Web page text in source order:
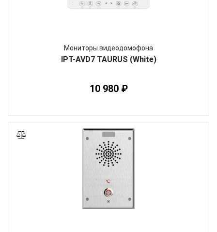
Мониторы видеодомофона
IPT-AVD7 TAURUS (White)
10 980 ₽